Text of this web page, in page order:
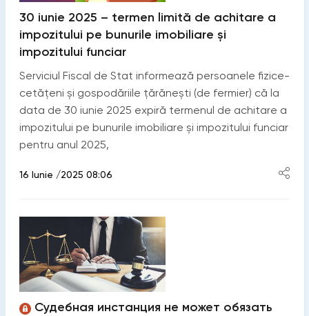
30 iunie 2025 – termen limită de achitare a
impozitului pe bunurile imobiliare și
impozitului funciar
Serviciul Fiscal de Stat informează persoanele fizice-
cetățeni și gospodăriile țărănești (de fermier) că la
data de 30 iunie 2025 expiră termenul de achitare a
impozitului pe bunurile imobiliare și impozitului funciar
pentru anul 2025,
16 Iunie /2025 08:06
Судебная инстанция не может обязать